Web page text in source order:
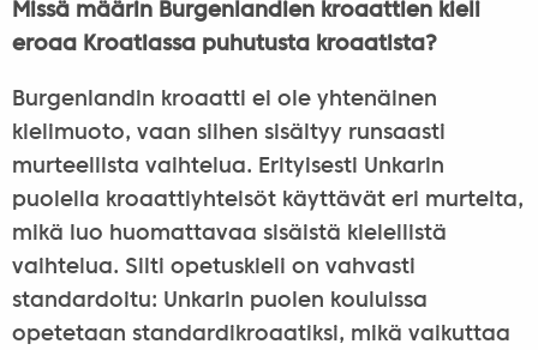
Missä määrin Burgenlandien kroaattien kieli
eroaa Kroatiassa puhutusta kroaatista?
Burgenlandin kroaatti ei ole yhtenäinen
kielimuoto, vaan siihen sisältyy runsaasti
murteellista vaihtelua. Erityisesti Unkarin
puolella kroaattiyhteisöt käyttävät eri murteita,
mikä luo huomattavaa sisäistä kielellistä
vaihtelua. Silti opetuskieli on vahvasti
standardoitu: Unkarin puolen kouluissa
opetetaan standardikroaatiksi, mikä vaikuttaa